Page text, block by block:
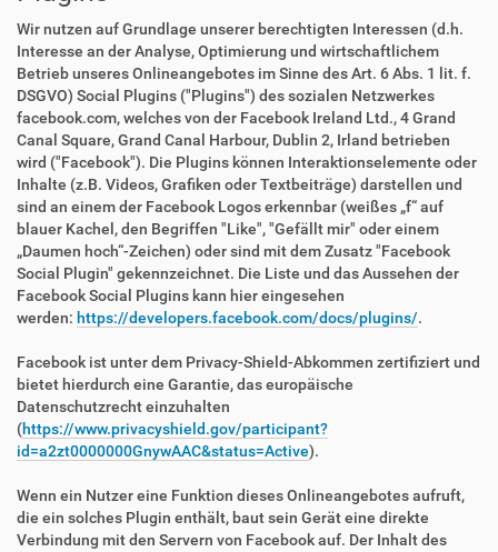
Wir nutzen auf Grundlage unserer berechtigten Interessen (d.h.
Interesse an der Analyse, Optimierung und wirtschaftlichem
Betrieb unseres Onlineangebotes im Sinne des Art. 6 Abs. 1 lit. f.
DSGVO) Social Plugins ("Plugins") des sozialen Netzwerkes
facebook.com, welches von der Facebook Ireland Ltd., 4 Grand
Canal Square, Grand Canal Harbour, Dublin 2, Irland betrieben
wird ("Facebook"). Die Plugins können Interaktionselemente oder
Inhalte (z.B. Videos, Grafiken oder Textbeiträge) darstellen und
sind an einem der Facebook Logos erkennbar (weißes „f“ auf
blauer Kachel, den Begriffen "Like", "Gefällt mir" oder einem
„Daumen hoch“-Zeichen) oder sind mit dem Zusatz "Facebook
Social Plugin" gekennzeichnet. Die Liste und das Aussehen der
Facebook Social Plugins kann hier eingesehen
werden: https://developers.facebook.com/docs/plugins/.
Facebook ist unter dem Privacy-Shield-Abkommen zertifiziert und
bietet hierdurch eine Garantie, das europäische
Datenschutzrecht einzuhalten
(https://www.privacyshield.gov/participant?
id=a2zt0000000GnywAAC&status=Active).
Wenn ein Nutzer eine Funktion dieses Onlineangebotes aufruft,
die ein solches Plugin enthält, baut sein Gerät eine direkte
Verbindung mit den Servern von Facebook auf. Der Inhalt des